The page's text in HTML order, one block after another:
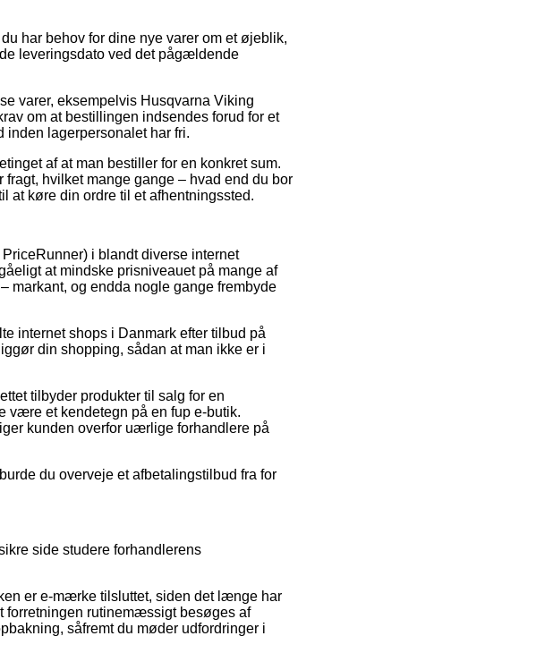
har behov for dine nye varer om et øjeblik,
leveringsdato ved det pågældende
varer, eksempelvis Husqvarna Viking
om at bestillingen indsendes forud for et
inden lagerpersonalet har fri.
af at man bestiller for en konkret sum.
hvilket mange gange – hvad end du bor
at køre din ordre til et afhentningssted.
i blandt diverse internet
at mindske prisniveauet på mange af
markant, og endda nogle gange frembyde
internet shops i Danmark efter tilbud på
din shopping, sådan at man ikke er i
tilbyder produkter til salg for en
være et kendetegn på en fup e-butik.
kunden overfor uærlige forhandlere på
du overveje et afbetalingstilbud fra for
side studere forhandlerens
er e-mærke tilsluttet, siden det længe har
forretningen rutinemæssigt besøges af
såfremt du møder udfordringer i